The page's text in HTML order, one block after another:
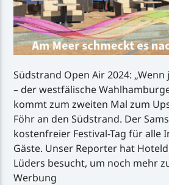
Südstrand Open Air 2024:
– der westfälische
kommt zum zweiten Mal zum
Föhr an den Südstrand. Der
kostenfreier Festival-Tag für alle
Gäste. Unser Reporter hat
Lüders besucht, um noch mehr
Werbung